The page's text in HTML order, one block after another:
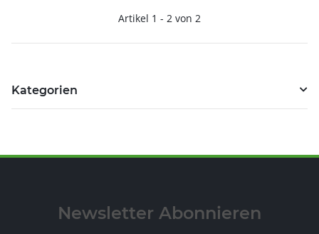
Artikel 1 - 2 von 2
Kategorien
Newsletter Abonnieren